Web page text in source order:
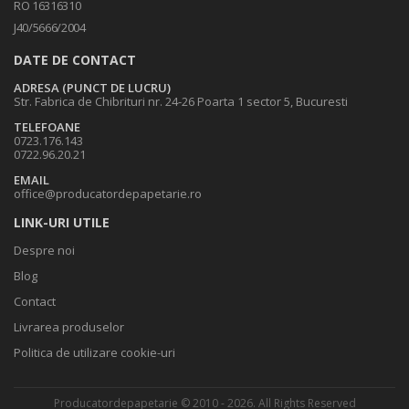
RO 16316310
J40/5666/2004
DATE DE CONTACT
ADRESA (PUNCT DE LUCRU)
Str. Fabrica de Chibrituri nr. 24-26 Poarta 1 sector 5, Bucuresti
TELEFOANE
0723.176.143
0722.96.20.21
EMAIL
office@producatordepapetarie.ro
LINK-URI UTILE
Despre noi
Blog
Contact
Livrarea produselor
Politica de utilizare cookie-uri
Producatordepapetarie © 2010 - 2026. All Rights Reserved